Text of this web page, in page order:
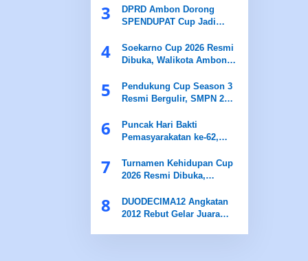
3
DPRD Ambon Dorong
SPENDUPAT Cup Jadi
4
Soekarno Cup 2026 Resmi
Dibuka, Walikota Ambon
Pesepak Bola Berprestasi
5
Pendukung Cup Season 3
Resmi Bergulir, SMPN 24
Sportif dan Berprestasi
6
‎Puncak Hari Bakti
Pemasyarakatan ke-62,
Umum
7
Turnamen Kehidupan Cup
2026 Resmi Dibuka,
Sosial di Ambon
8
DUODECIMA12 Angkatan
2012 Rebut Gelar Juara